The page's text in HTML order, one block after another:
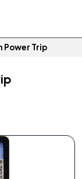
Power Trip